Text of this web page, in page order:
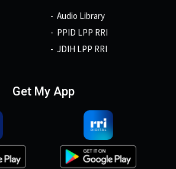
Audio Library
PPID LPP RRI
JDIH LPP RRI
Get My App